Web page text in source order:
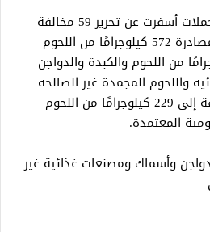
وأوضح مدير المديرية أن الحملات أسفرت عن تحرير 59 مخالفة
بيطرية وتموينية، وضبط ومصادرة 572 كيلوجرامًا من اللحوم
منها 343 كيلوجرامًا من اللحوم والكبدة والدواجن
واللحوم المجمدة غير الصالحة
للاستهلاك الآدمي، بالإضافة إلى 229 كيلوجرامًا من اللحوم
المعتمدة.
وأسماك ومصنعات غذائية غير